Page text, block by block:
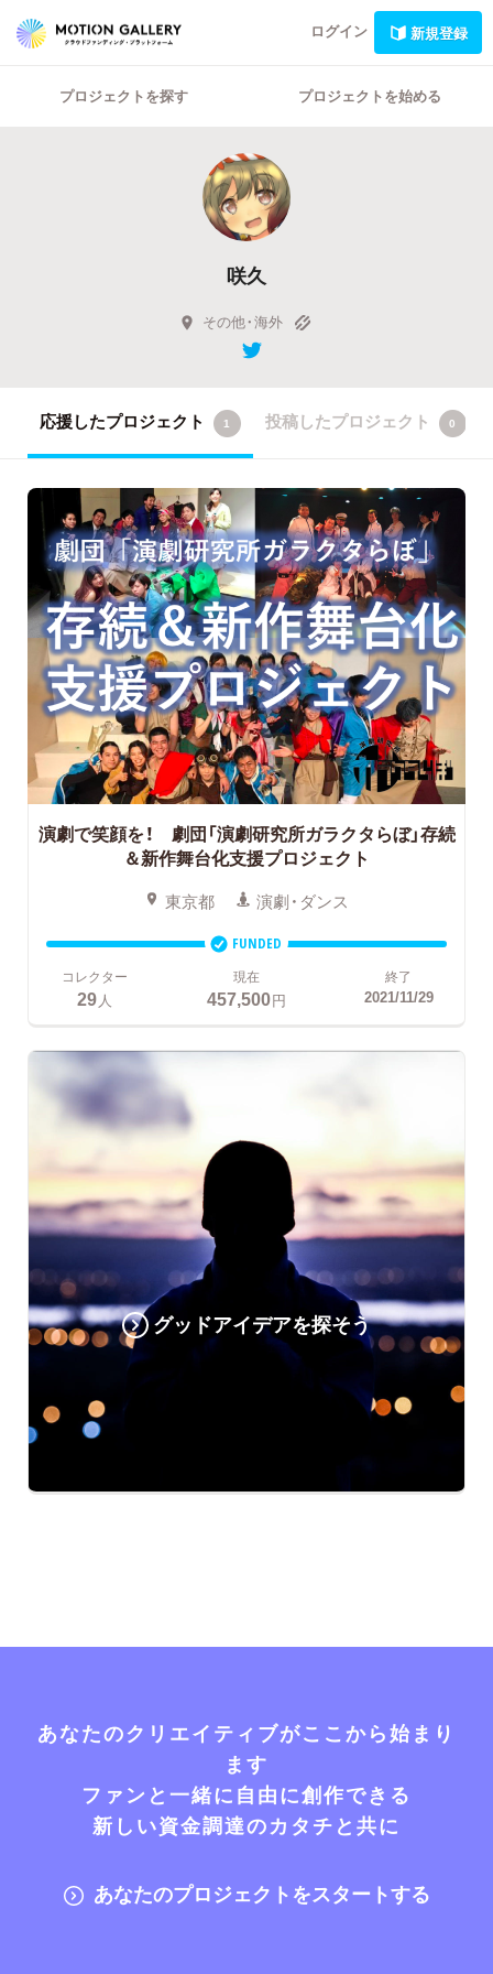
ログイン 新規登録
プロジェクトを探す プロジェクトを始める
咲久
その他・海外
応援したプロジェクト 1 投稿したプロジェクト 0
演劇で笑顔を！ 劇団「演劇研究所ガラクタらぼ」存続
＆新作舞台化支援プロジェクト
東京都 演劇・ダンス
FUNDED
コレクター
29 人
現在
457,500円
終了
2021/11/29
グッドアイデアを探そう
あなたのクリエイティブがここから始まり
ます
ファンと一緒に自由に創作できる
新しい資金調達のカタチと共に
あなたのプロジェクトをスタートする